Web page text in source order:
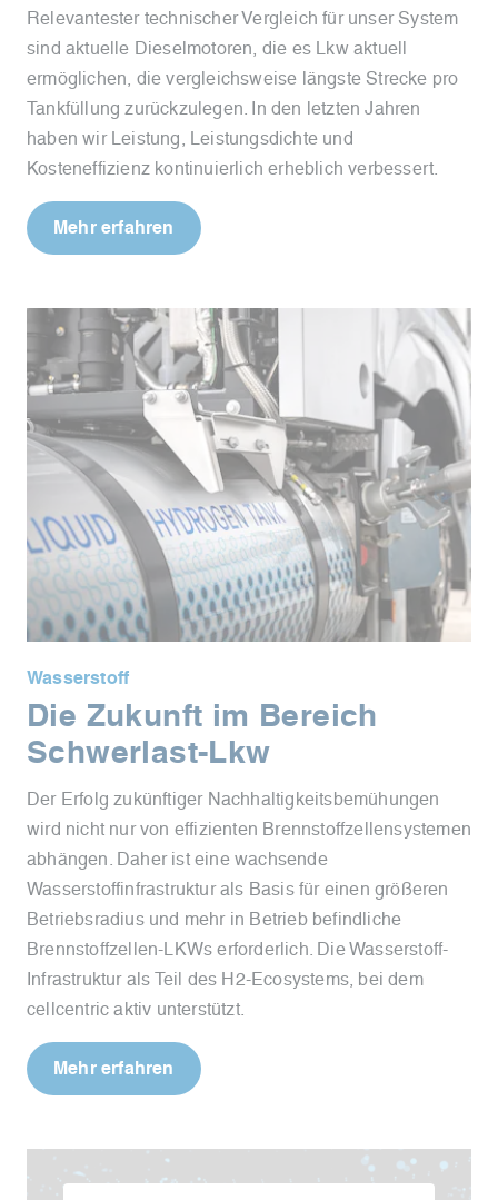
Relevantester technischer Vergleich für unser System
sind aktuelle Dieselmotoren, die es Lkw aktuell
ermöglichen, die vergleichsweise längste Strecke pro
Tankfüllung zurückzulegen. In den letzten Jahren
haben wir Leistung, Leistungsdichte und
Kosteneffizienz kontinuierlich erheblich verbessert.
Mehr erfahren
Wasserstoff
Die Zukunft im Bereich
Schwerlast-Lkw
Der Erfolg zukünftiger Nachhaltigkeitsbemühungen
wird nicht nur von effizienten Brennstoffzellensystemen
abhängen. Daher ist eine wachsende
Wasserstoffinfrastruktur als Basis für einen größeren
Betriebsradius und mehr in Betrieb befindliche
Brennstoffzellen-LKWs erforderlich. Die Wasserstoff-
Infrastruktur als Teil des H2-Ecosystems, bei dem
cellcentric aktiv unterstützt.
Mehr erfahren